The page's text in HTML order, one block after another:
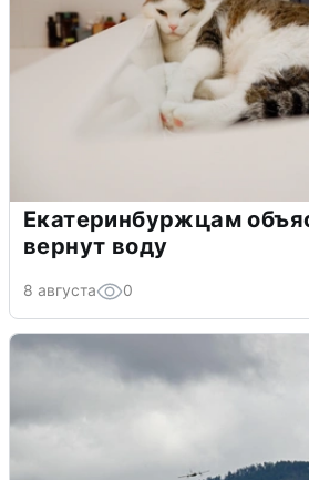
Екатеринбуржцам
вернут воду
8 августа 0